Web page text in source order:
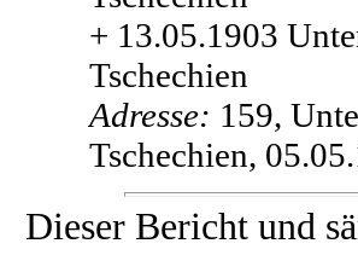
+ 13.05.1903
Tschechien
Adresse: 159,
Tschechien,
Dieser Bericht und